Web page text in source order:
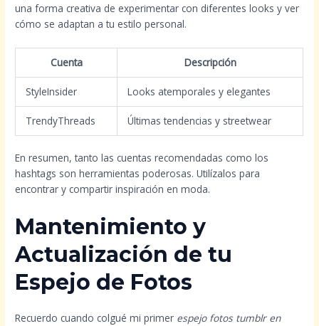
una forma creativa de experimentar con diferentes looks y ver
cómo se adaptan a tu estilo personal.
Cuenta Descripción
StyleInsider Looks atemporales y elegantes
TrendyThreads Últimas tendencias y streetwear
En resumen, tanto las cuentas recomendadas como los
hashtags son herramientas poderosas. Utilízalos para
encontrar y compartir inspiración en moda.
Mantenimiento y
Actualización de tu
Espejo de Fotos
Recuerdo cuando colgué mi primer espejo fotos tumblr en